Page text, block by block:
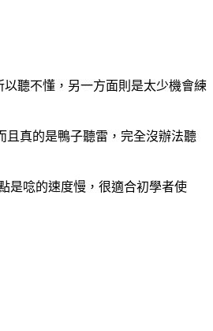
聽不懂，另一方面則是太少機會練
且真的是鴨子聽雷，完全沒辦法聽
是唸的速度慢，很適合初學者使